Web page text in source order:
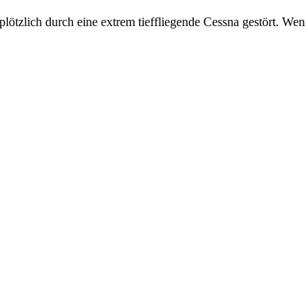
durch eine extrem tieffliegende Cessna gestört.